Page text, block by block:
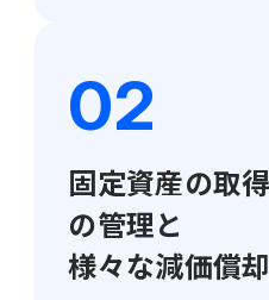
Best Practice
連携ソリューション
固定資産の取
の管理と
様々な減価償